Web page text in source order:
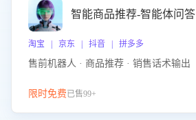
智能商品推荐-智能体问答
淘宝 | 京东 | 抖音 | 拼多多
售前机器人 · 商品推荐 · 销售话术输出
限时免费已售99+